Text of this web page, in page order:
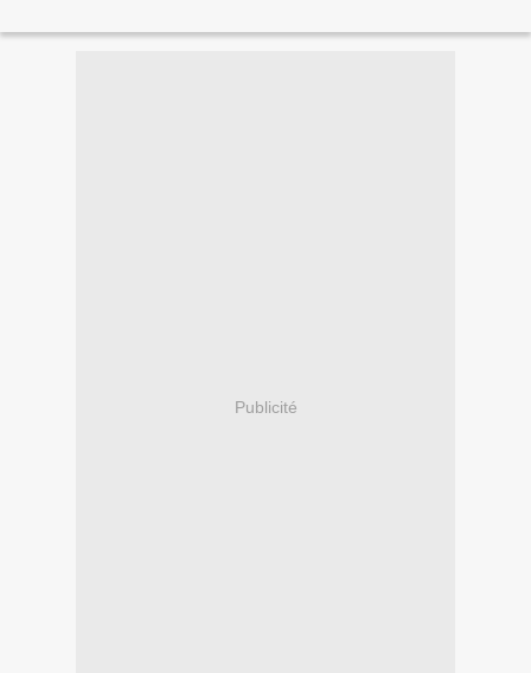
Publicité